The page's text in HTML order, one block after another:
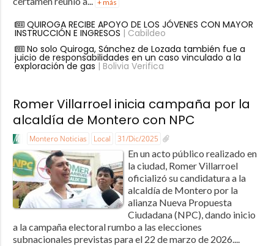
+ más
QUIROGA RECIBE APOYO DE LOS JÓVENES CON MAYOR
INSTRUCCIÓN E INGRESOS | Cabildeo
No solo Quiroga, Sánchez de Lozada también fue a
juicio de responsabilidades en un caso vinculado a la
exploración de gas | Bolivia Verifica
Romer Villarroel inicia campaña por la
alcaldía de Montero con NPC
Montero Noticias Local 31/Dic/2025
En un acto público realizado en
la ciudad, Romer Villarroel
oficializó su candidatura a la
alcaldía de Montero por la
alianza Nueva Propuesta
Ciudadana (NPC), dando inicio
a la campaña electoral rumbo a las elecciones
subnacionales previstas para el 22 de marzo de 2026....